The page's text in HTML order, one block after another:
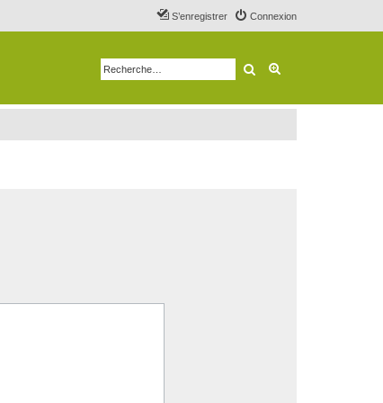
Connexion
S’enregistrer
Rechercher